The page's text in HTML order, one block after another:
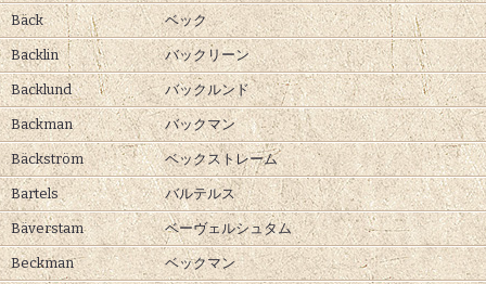
Bäck ベック
Backlin バックリーン
Backlund バックルンド
Backman バックマン
Bäckström ベックストレーム
Bartels バルテルス
Bäverstam ベーヴェルシュタム
Beckman ベックマン